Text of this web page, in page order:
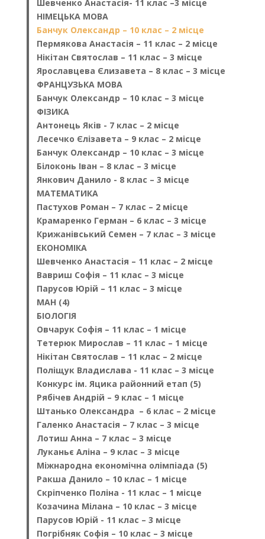
Шевченко Анастасія- 11 клас –3 місце
НІМЕЦЬКА МОВА
Банчук Олександр – 10 клас – 2 місце
Пермякова Анастасія – 11 клас – 2 місце
Нікітан Святослав – 11 клас – 3 місце
Ярославцева Єлизавета – 8 клас – 3 місце
ФРАНЦУЗЬКА МОВА
Банчук Олександр – 10 клас – 3 місце
ФІЗИКА
Антонець Яків - 7 клас – 2 місце
Лесечко Єлізавета – 9 клас – 2 місце
Банчук Олександр – 10 клас – 3 місце
Білоконь Іван – 8 клас – 3 місце
Янкович Данило - 8 клас – 3 місце
МАТЕМАТИКА
Пастухов Роман – 7 клас – 2 місце
Крамаренко Герман – 6 клас – 3 місце
Крижанівський Семен – 7 клас – 3 місце
ЕКОНОМІКА
Шевченко Анастасія – 11 клас – 2 місце
Вавриш Софія – 11 клас – 3 місце
Парусов Юрій – 11 клас – 3 місце
МАН (4)
БІОЛОГІЯ
Овчарук Софія – 11 клас – 1 місце
Тетерюк Мирослав – 11 клас – 1 місце
Нікітан Святослав – 11 клас – 2 місце
Поліщук Владислава - 11 клас – 3 місце
Конкурс ім. Яцика районний етап (5)
Рябічев Андрій – 9 клас – 1 місце
Штанько Олександра – 6 клас – 2 місце
Галенко Анастасія – 7 клас – 3 місце
Лотиш Анна – 7 клас – 3 місце
Луканьє Аліна – 9 клас – 3 місце
Міжнародна економічна олімпіада (5)
Ракша Данило – 10 клас – 1 місце
Скріпченко Поліна - 11 клас – 1 місце
Козачина Мілана – 10 клас – 3 місце
Парусов Юрій - 11 клас – 3 місце
Погрібняк Софія – 10 клас – 3 місце